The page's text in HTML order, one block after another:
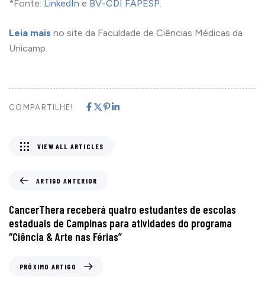
*Fonte: LinkedIn e BV-CDI FAPESP.
Leia mais no site da Faculdade de Ciências Médicas da
Unicamp.
COMPARTILHE!
ARTIGO ANTERIOR
CancerThera receberá quatro estudantes de escolas
estaduais de Campinas para atividades do programa
“Ciência & Arte nas Férias”
VIEW ALL ARTICLES
PRÓXIMO ARTIGO